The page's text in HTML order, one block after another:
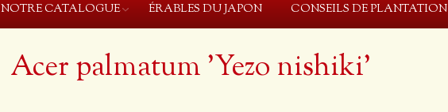
NOTRE CATALOGUE ÉRABLES DU JAPON CONSEILS DE PLANTATION
Acer palmatum 'Yezo nishiki'